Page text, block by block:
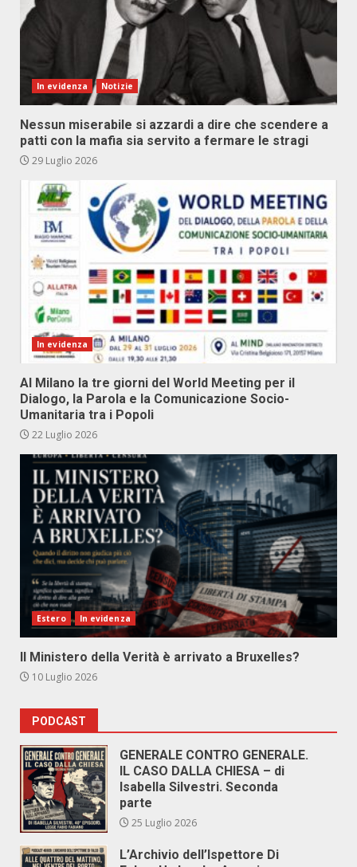
In evidenza Notizie
Nessun miserabile si azzardi a dire che scendere a
patti con la mafia sia servito a fermare le stragi
29 Luglio 2026
In evidenza
Al Milano la tre giorni del World Meeting per il
Dialogo, la Parola e la Comunicazione Socio-
Umanitaria tra i Popoli
22 Luglio 2026
Estero In evidenza
Il Ministero della Verità è arrivato a Bruxelles?
10 Luglio 2026
PODCAST
GENERALE CONTRO GENERALE.
IL CASO DALLA CHIESA – di
Isabella Silvestri. Seconda
parte
25 Luglio 2026
L’Archivio dell’Ispettore Di